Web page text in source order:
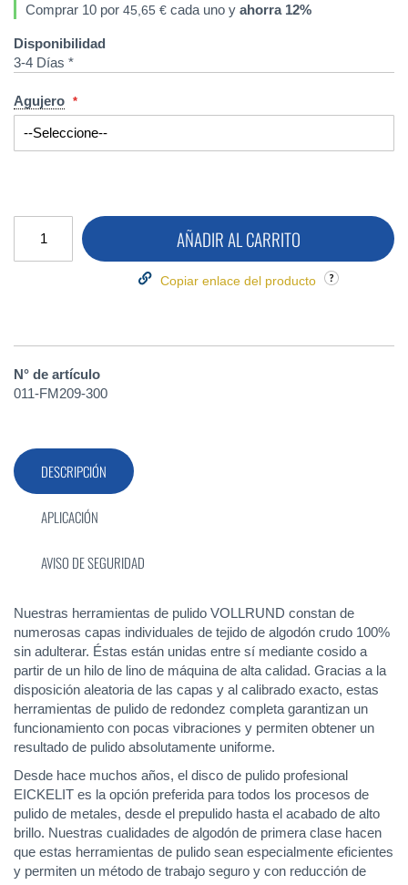
Comprar 10 por 45,65 € cada uno y ahorra 12%
Disponibilidad
3-4 Días *
Agujero
AÑADIR AL CARRITO
Copiar enlace del producto
N° de artículo
011-FM209-300
DESCRIPCIÓN
Nuestras herramientas de pulido VOLLRUND constan de
numerosas capas individuales de tejido de algodón crudo 100%
sin adulterar. Éstas están unidas entre sí mediante cosido a
partir de un hilo de lino de máquina de alta calidad. Gracias a la
disposición aleatoria de las capas y al calibrado exacto, estas
herramientas de pulido de redondez completa garantizan un
funcionamiento con pocas vibraciones y permiten obtener un
resultado de pulido absolutamente uniforme.
Desde hace muchos años, el disco de pulido profesional
EICKELIT es la opción preferida para todos los procesos de
pulido de metales, desde el prepulido hasta el acabado de alto
brillo. Nuestras cualidades de algodón de primera clase hacen
que estas herramientas de pulido sean especialmente eficientes
y permiten un método de trabajo seguro y con reducción de
APLICACIÓN
AVISO DE SEGURIDAD